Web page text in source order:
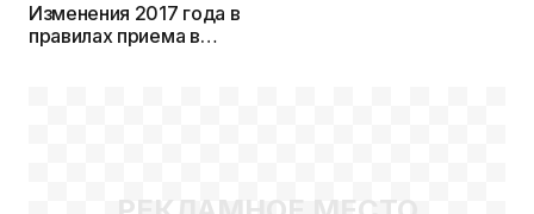
Изменения 2017 года в
правилах приема в